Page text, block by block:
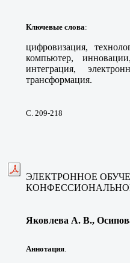
Ключевые слова:
цифровизация,
компьютер,
интеграция,
трансформация.
С. 209-218
ЭЛЕКТРОННОЕ
Яковлева А. В.,
Аннотация.